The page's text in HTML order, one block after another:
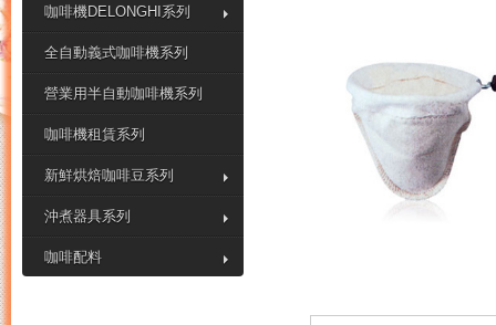
咖啡機DELONGHI系列
全自動義式咖啡機系列
營業用半自動咖啡機系列
咖啡機租賃系列
新鮮烘焙咖啡豆系列
沖煮器具系列
咖啡配料